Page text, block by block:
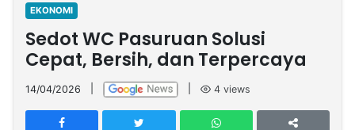
Nasional
International
Olahraga
Entertainment
Daerah
Pariwisata
Kuliner
Kolom
Network
EKONOMI
Sedot WC Pasuruan Solusi
Cepat, Bersih, dan Terpercaya
14/04/2026 4 views